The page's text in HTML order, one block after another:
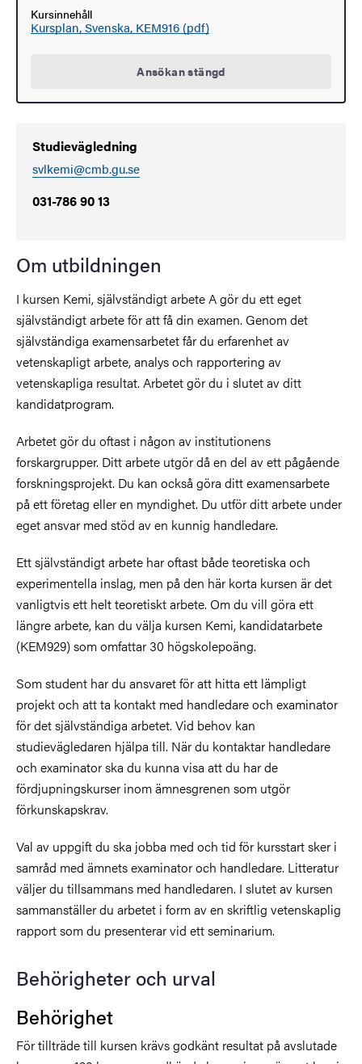
Kursinnehåll
Kursplan, Svenska, KEM916 (pdf)
Ansökan stängd
Studievägledning
svlkemi@cmb.gu.se
031-786 90 13
Om utbildningen
I kursen Kemi, självständigt arbete A gör du ett eget
självständigt arbete för att få din examen. Genom det
självständiga examensarbetet får du erfarenhet av
vetenskapligt arbete, analys och rapportering av
vetenskapliga resultat. Arbetet gör du i slutet av ditt
kandidatprogram.
Arbetet gör du oftast i någon av institutionens
forskargrupper. Ditt arbete utgör då en del av ett pågående
forskningsprojekt. Du kan också göra ditt examensarbete
på ett företag eller en myndighet. Du utför ditt arbete under
eget ansvar med stöd av en kunnig handledare.
Ett självständigt arbete har oftast både teoretiska och
experimentella inslag, men på den här korta kursen är det
vanligtvis ett helt teoretiskt arbete. Om du vill göra ett
längre arbete, kan du välja kursen Kemi, kandidatarbete
(KEM929) som omfattar 30 högskolepoäng.
Som student har du ansvaret för att hitta ett lämpligt
projekt och att ta kontakt med handledare och examinator
för det självständiga arbetet. Vid behov kan
studievägledaren hjälpa till. När du kontaktar handledare
och examinator ska du kunna visa att du har de
fördjupningskurser inom ämnesgrenen som utgör
förkunskapskrav.
Val av uppgift du ska jobba med och tid för kursstart sker i
samråd med ämnets examinator och handledare. Litteratur
väljer du tillsammans med handledaren. I slutet av kursen
sammanställer du arbetet i form av en skriftlig vetenskaplig
rapport som du presenterar vid ett seminarium.
Behörigheter och urval
Behörighet
För tillträde till kursen krävs godkänt resultat på avslutade